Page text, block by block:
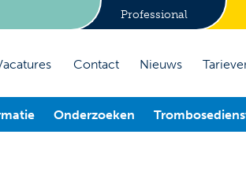
Professional
Contact Nieuws
Onderzoeken